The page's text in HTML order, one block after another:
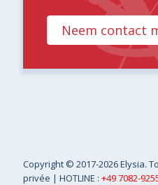
Neem contact
Copyright © 2017-2026 Elysia.
privée | HOTLINE :+49 7082-